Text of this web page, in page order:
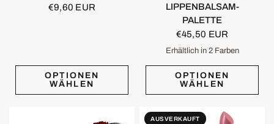
€9,60 EUR
OPTIONEN
WÄHLEN
LIPPENBALSAM-
PALETTE
€45,50 EUR
Erhältlich in 2 Farben
OPTIONEN
WÄHLEN
AUSVERKAUFT